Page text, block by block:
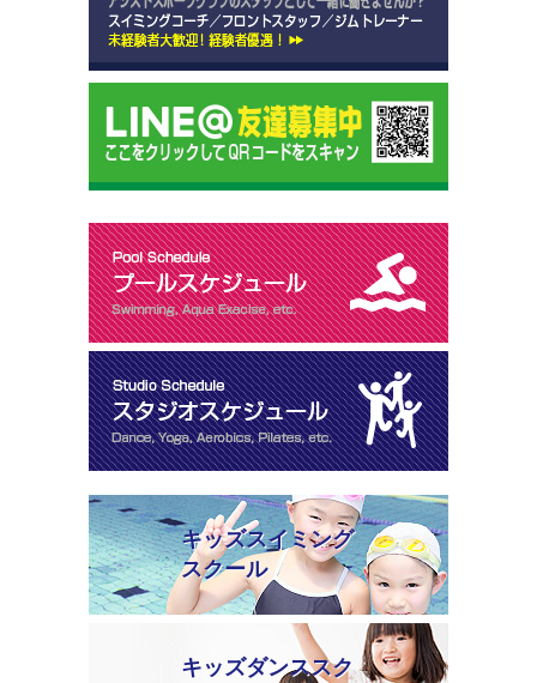
キッズスイミング
スクール
キッズダンススク